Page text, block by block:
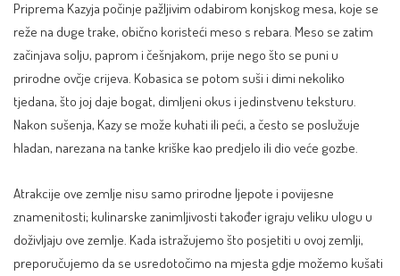
Priprema Kazyja počinje pažljivim odabirom konjskog mesa, koje se
reže na duge trake, obično koristeći meso s rebara. Meso se zatim
začinjava solju, paprom i češnjakom, prije nego što se puni u
prirodne ovčje crijeva. Kobasica se potom suši i dimi nekoliko
tjedana, što joj daje bogat, dimljeni okus i jedinstvenu teksturu.
Nakon sušenja, Kazy se može kuhati ili peći, a često se poslužuje
hladan, narezana na tanke kriške kao predjelo ili dio veće gozbe.
Atrakcije ove zemlje nisu samo prirodne ljepote i povijesne
znamenitosti; kulinarske zanimljivosti također igraju veliku ulogu u
doživljaju ove zemlje. Kada istražujemo što posjetiti u ovoj zemlji,
preporučujemo da se usredotočimo na mjesta gdje možemo kušati